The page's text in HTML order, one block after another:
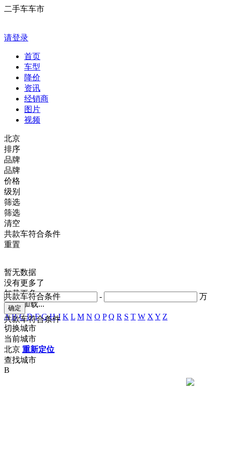
二手车车市
请登录
首页
车型
降价
资讯
经销商
图片
视频
北京
排序
品牌
品牌
价格
- 万
共款车符合条件
级别
共款车符合条件
筛选
筛选
清空
共款车符合条件
重置
暂无数据
没有更多了
加载更多
正在加载...
A B C D F G H J K L M N O P Q R S T W X Y Z
切换城市
当前城市
北京 重新定位
查找城市
B